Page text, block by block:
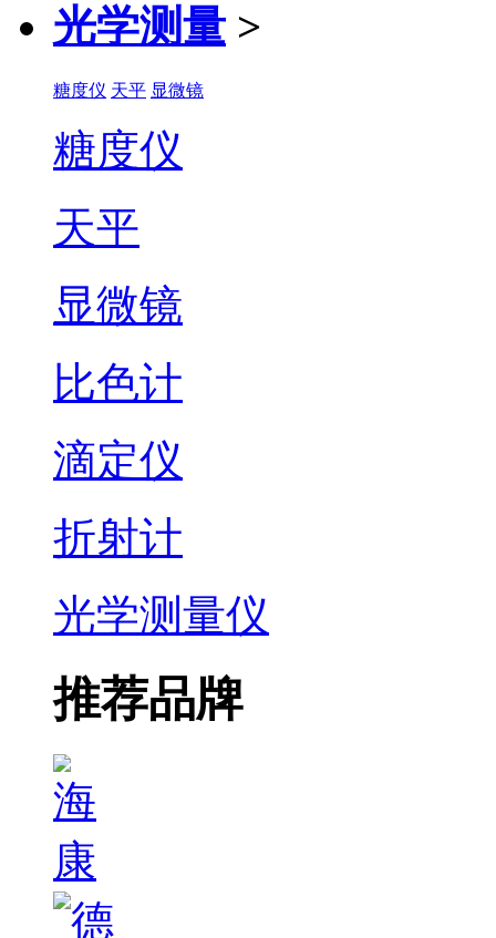
光学测量 >
糖度仪 天平 显微镜
糖度仪
天平
显微镜
比色计
滴定仪
折射计
光学测量仪
推荐品牌